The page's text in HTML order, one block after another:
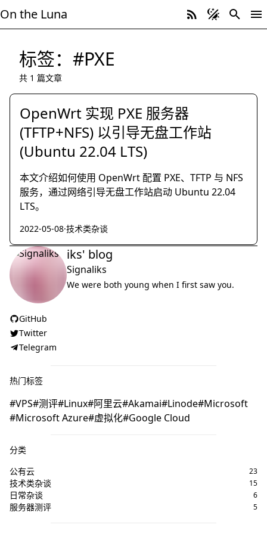
On the Luna
标签：#PXE
共 1 篇文章
OpenWrt 实现 PXE 服务器
(TFTP+NFS) 以引导无盘工作站
(Ubuntu 22.04 LTS)
本文介绍如何使用 OpenWrt 配置 PXE、TFTP 与 NFS
服务，通过网络引导无盘工作站启动 Ubuntu 22.04
LTS。
2022-05-08·技术类杂谈
iks' blog
Signaliks
We were both young when I first saw you.
GitHub
Twitter
Telegram
热门标签
VPS 测评 Linux 阿里云 Akamai Linode Microsoft
Microsoft Azure 虚拟化 Google Cloud
分类
公有云
23
技术类杂谈 15
日常杂谈 6
服务器测评 5